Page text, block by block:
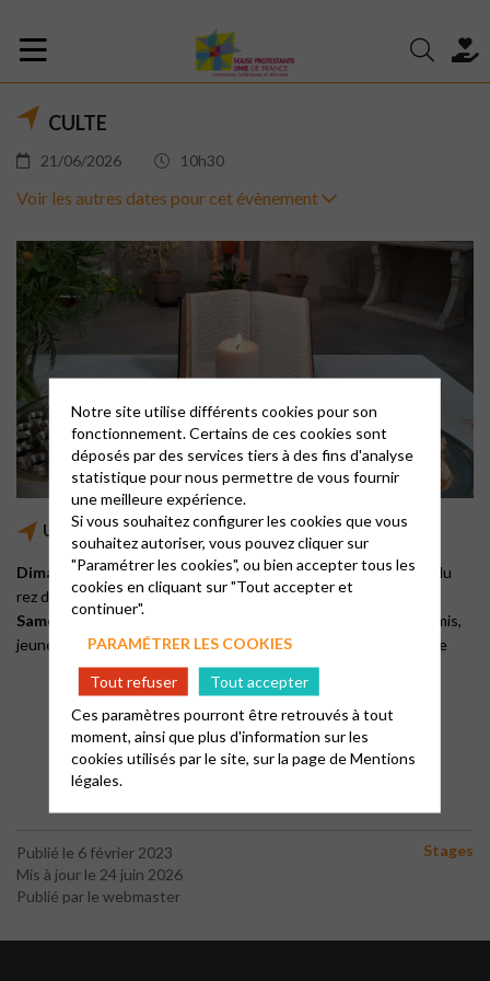
CULTE
21/06/2026 10h30
Voir les autres dates pour cet évènement
Un temps pour le Seigneur et pour soi
Dimanche10h30 : culte suivi d’un repas partagé dans la salle du
rez de jardin
Samedi soir19h l’été ou 18h l’hiver: culte festif , ouvert aux amis,
jeunes, avec possibilité de poursuivre par le repas et une soirée
Publié le 6 février 2023
Mis à jour le 24 juin 2026
Publié par le webmaster
Stages
Notre site utilise différents cookies pour son
fonctionnement. Certains de ces cookies sont
déposés par des services tiers à des fins d'analyse
statistique pour nous permettre de vous fournir
une meilleure expérience.
Si vous souhaitez configurer les cookies que vous
souhaitez autoriser, vous pouvez cliquer sur
"Paramétrer les cookies", ou bien accepter tous les
cookies en cliquant sur "Tout accepter et
continuer".
PARAMÉTRER LES COOKIES
Tout refuser
Tout accepter
Ces paramètres pourront être retrouvés à tout
moment, ainsi que plus d'information sur les
cookies utilisés par le site, sur la page deMentions
légales.